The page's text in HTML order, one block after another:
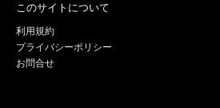
このサイトについて
利用規約
プライバシーポリシー
お問合せ